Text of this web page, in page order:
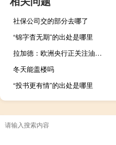
社保公司交的部分去哪了
“锦字杳无期”的出处是哪里
拉加德：欧洲央行正关注油价所构成的通胀风险
冬天能盖楼吗
“投书更有情”的出处是哪里